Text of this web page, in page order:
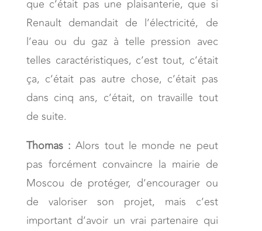
que c’était pas une plaisanterie, que si
Renault demandait de l’électricité, de
l’eau ou du gaz à telle pression avec
telles caractéristiques, c’est tout, c’était
ça, c’était pas autre chose, c’était pas
dans cinq ans, c’était, on travaille tout
de suite.
Thomas :Alors tout le monde ne peut
pas forcément convaincre la mairie de
Moscou de protéger, d’encourager ou
de valoriser son projet, mais c’est
important d’avoir un vrai partenaire qui